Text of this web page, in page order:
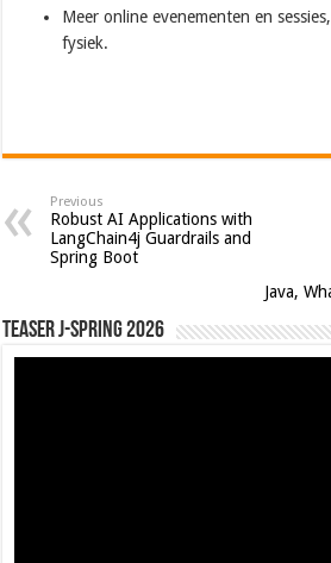
Meer online evenementen en
fysiek.
Previous
Robust AI Applications with
LangChain4j Guardrails and
Spring Boot
Java,
Teaser J-Spring 2026